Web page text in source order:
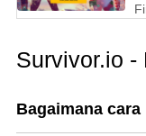
Survivor.io -
Bagaimana